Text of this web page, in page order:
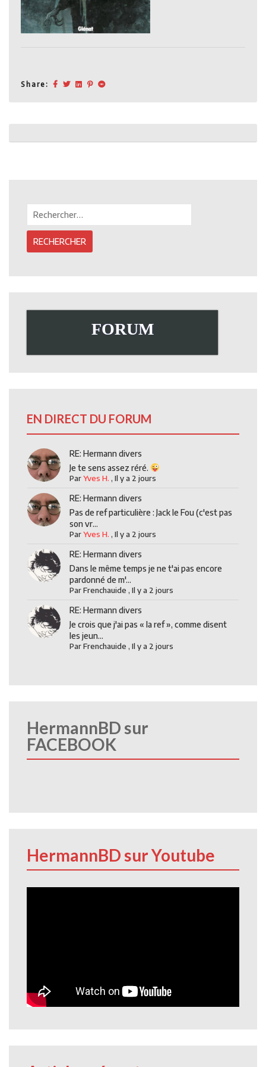
Share:
Post
FORUM
EN DIRECT DU FORUM
RE: Hermann divers
Je te sens assez réré.
ParYves H. ,Il y a 2 jours
RE: Hermann divers
Pas de ref particulière : Jack le Fou (c'est pas
son vr...
ParYves H. ,Il y a 2 jours
RE: Hermann divers
Dans le même temps je ne t'ai pas encore
pardonné de m'...
ParFrenchauide ,Il y a 2 jours
RE: Hermann divers
Je crois que j'ai pas « la ref », comme disent
les jeun...
ParFrenchauide ,Il y a 2 jours
HermannBD sur
FACEBOOK
HermannBD sur Youtube